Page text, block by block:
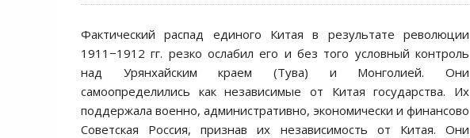
Фактический распад единого Китая в результате революции
1911−1912 гг. резко ослабил его и без того условный контроль
над Урянхайским краем (Тува) и Монголией. Они
самоопределились как независимые от Китая государства. Их
поддержала военно, административно, экономически и финансово
Советская Россия, признав их независимость от Китая. Они